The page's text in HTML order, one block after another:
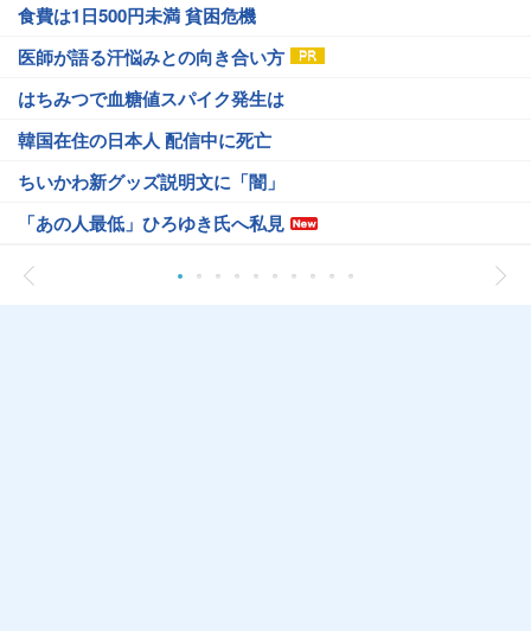
食費は1日500円未満 貧困危機
医師が語る汗悩みとの向き合い方
はちみつで血糖値スパイク発生は
韓国在住の日本人 配信中に死亡
ちいかわ新グッズ説明文に「闇」
「あの人最低」ひろゆき氏へ私見